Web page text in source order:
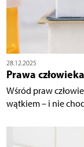
28.12.2025
Prawa
Wśród praw
wątkiem – i nie